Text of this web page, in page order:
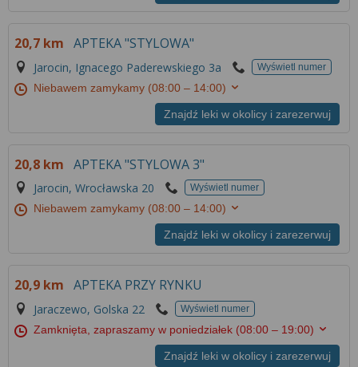
20,7 km APTEKA "STYLOWA"
Jarocin, Ignacego Paderewskiego 3a Wyświetl numer
Niebawem zamykamy (08:00 – 14:00)
Znajdź leki w okolicy i zarezerwuj
20,8 km APTEKA "STYLOWA 3"
Jarocin, Wrocławska 20 Wyświetl numer
Niebawem zamykamy (08:00 – 14:00)
Znajdź leki w okolicy i zarezerwuj
20,9 km APTEKA PRZY RYNKU
Jaraczewo, Golska 22 Wyświetl numer
Zamknięta, zapraszamy w poniedziałek (08:00 – 19:00)
Znajdź leki w okolicy i zarezerwuj